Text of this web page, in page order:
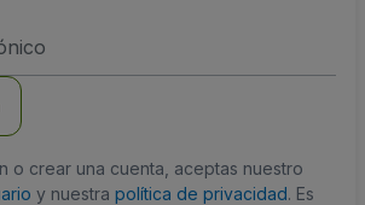
o crear una cuenta, aceptas nuestro
y nuestra política de privacidad. Es